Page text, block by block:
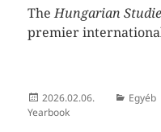
TheHungarian
premier
Közzétéve
2026.02.06. Egyéb
Yearbook